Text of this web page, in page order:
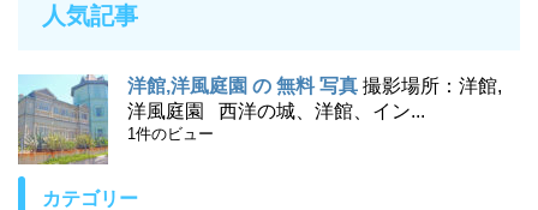
人気記事
洋館,洋風庭園 の 無料 写真 撮影場所：洋館,
洋風庭園 西洋の城、洋館、イン...
1件のビュー
カテゴリー